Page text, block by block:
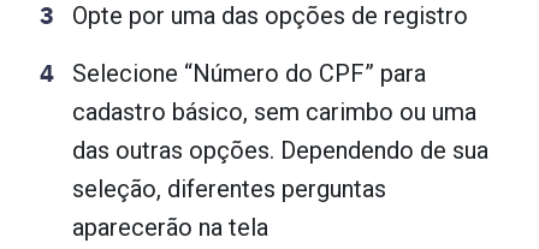
Opte por uma das opções de registro
Selecione “Número do CPF” para
cadastro básico, sem carimbo ou uma
das outras opções. Dependendo de sua
seleção, diferentes perguntas
aparecerão na tela